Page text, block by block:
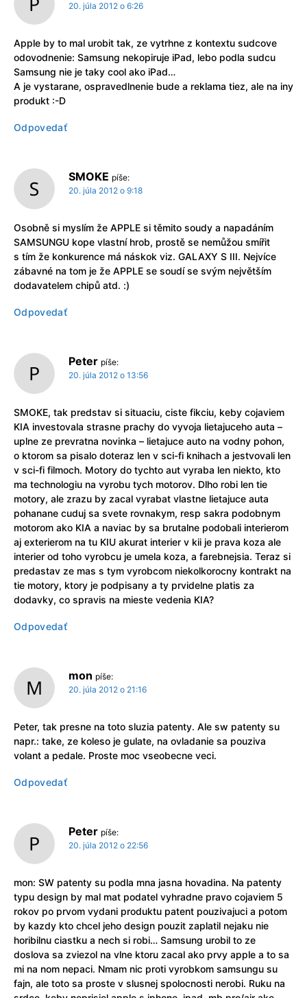
20. júla 2012 o 6:26
Apple by to mal urobit tak, ze vytrhne z kontextu sudcove
odovodnenie: Samsung nekopiruje iPad, lebo podla sudcu
Samsung nie je taky cool ako iPad…
A je vystarane, ospravedlnenie bude a reklama tiez, ale na iny
produkt :-D
Odpovedať
SMOKE píše:
20. júla 2012 o 9:18
Osobně si myslím že APPLE si těmito soudy a napadáním
SAMSUNGU kope vlastní hrob, prostě se nemůžou smířit
s tím že konkurence má náskok viz. GALAXY S III. Nejvíce
zábavné na tom je že APPLE se soudí se svým největším
dodavatelem chipů atd. :)
Odpovedať
Peter píše:
20. júla 2012 o 13:56
SMOKE, tak predstav si situaciu, ciste fikciu, keby cojaviem
KIA investovala strasne prachy do vyvoja lietajuceho auta –
uplne ze prevratna novinka – lietajuce auto na vodny pohon,
o ktorom sa pisalo doteraz len v sci-fi knihach a jestvovali len
v sci-fi filmoch. Motory do tychto aut vyraba len niekto, kto
ma technologiu na vyrobu tych motorov. Dlho robi len tie
motory, ale zrazu by zacal vyrabat vlastne lietajuce auta
pohanane cuduj sa svete rovnakym, resp sakra podobnym
motorom ako KIA a naviac by sa brutalne podobali interierom
aj exterierom na tu KIU akurat interier v kii je prava koza ale
interier od toho vyrobcu je umela koza, a farebnejsia. Teraz si
predastav ze mas s tym vyrobcom niekolkorocny kontrakt na
tie motory, ktory je podpisany a ty prvidelne platis za
dodavky, co spravis na mieste vedenia KIA?
Odpovedať
mon píše:
20. júla 2012 o 21:16
Peter, tak presne na toto sluzia patenty. Ale sw patenty su
napr.: take, ze koleso je gulate, na ovladanie sa pouziva
volant a pedale. Proste moc vseobecne veci.
Odpovedať
Peter píše:
20. júla 2012 o 22:56
mon: SW patenty su podla mna jasna hovadina. Na patenty
typu design by mal mat podatel vyhradne pravo cojaviem 5
rokov po prvom vydani produktu patent pouzivajuci a potom
by kazdy kto chcel jeho design pouzit zaplatil nejaku nie
horibilnu ciastku a nech si robi… Samsung urobil to ze
doslova sa zviezol na vlne ktoru zacal ako prvy apple a to sa
mi na nom nepaci. Nmam nic proti vyrobkom samsungu su
fajn, ale toto sa proste v slusnej spolocnosti nerobi. Ruku na